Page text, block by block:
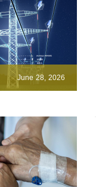
June 28, 2026